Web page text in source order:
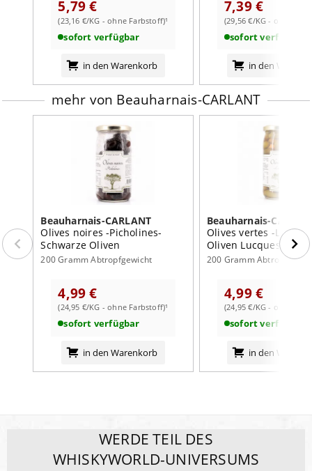
weiterlesen auf der Markenseite von Beauharnais-
CARLANT
5,79 €
(23,16 €/KG - ohne Farbstoff)¹
sofort verfügbar
in den Warenkorb
7,39 €
(29,56 €/KG - ohne
sofort verfügbar
in den
mehr von Beauharnais-CARLANT
Beauharnais-CARLANT
Olives noires -Picholines-
Schwarze Oliven
200 Gramm Abtropfgewicht
4,99 €
(24,95 €/KG - ohne Farbstoff)¹
sofort verfügbar
in den Warenkorb
Beauharnais-
Olives vertes -
Oliven Lucques 350g
200 Gramm
4,99 €
(24,95 €/KG - ohne
sofort verfügbar
in den
WERDE TEIL DES
WHISKYWORLD-UNIVERSUMS